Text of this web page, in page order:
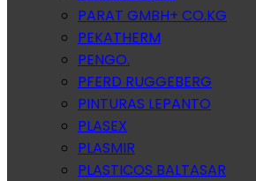
PARAT GMBH+ CO.KG
PEKATHERM
PENGO.
PFERD RUGGEBERG
PINTURAS LEPANTO
PLASEX
PLASMIR
PLASTICOS BALTASAR